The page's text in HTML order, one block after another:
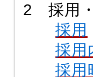
2 採用・
採用
採用
採用